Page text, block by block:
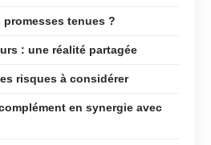
promesses tenues ?
: une réalité partagée
risques à considérer
en synergie avec